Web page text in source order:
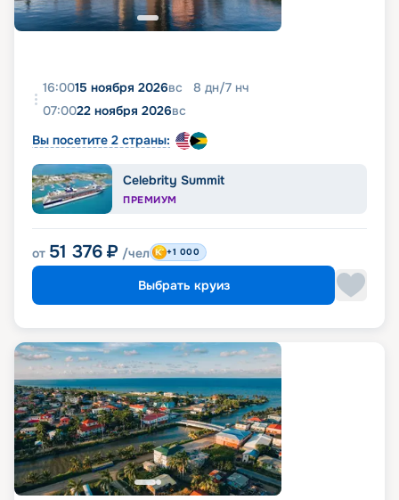
16:0015 ноября 2026вс 8 дн/7 нч
07:0022 ноября 2026вс
Вы посетите 2 страны:
Celebrity Summit
ПРЕМИУМ
от 51 376 ₽ /чел +1 000
Выбрать круиз